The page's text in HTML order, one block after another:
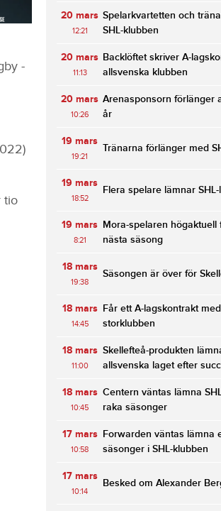
-
tio
20 mars
12:21
Spelarkvartetten och
SHL-klubben
20 mars
11:13
Backlöftet skriver A-
allsvenska klubben
20 mars
10:26
Arenasponsorn förlänger
år
19 mars
19:21
Tränarna förlänger med
19 mars
18:52
Flera spelare lämnar
19 mars
8:21
Mora-spelaren högaktuell
nästa säsong
18 mars
19:38
Säsongen är över för
18 mars
14:45
Får ett A-lagskontrakt
storklubben
18 mars
11:00
Skellefteå-produkten
allsvenska laget efter
18 mars
10:45
Centern väntas lämna
raka säsonger
17 mars
10:58
Forwarden väntas lämna
säsonger i SHL-klubben
17 mars
10:14
Besked om Alexander